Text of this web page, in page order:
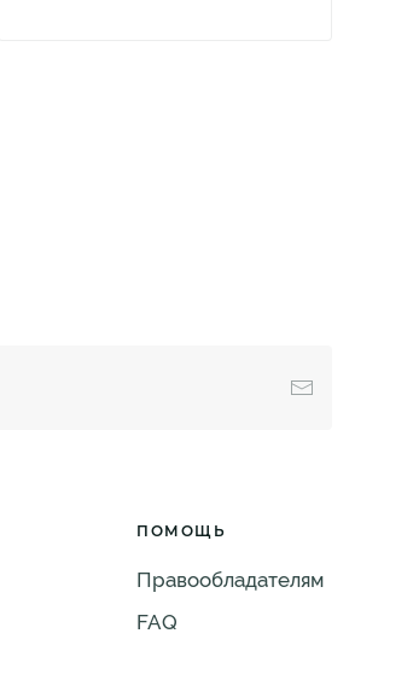
ПОМОЩЬ
Правообладателям
FAQ